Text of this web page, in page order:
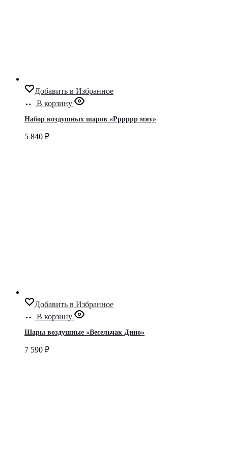
Добавить в Избранное
В корзину
Набор воздушных шаров «Рррррр мяу»
5 840 ₽
Добавить в Избранное
В корзину
Шары воздушные «Весельчак Дино»
7 590 ₽